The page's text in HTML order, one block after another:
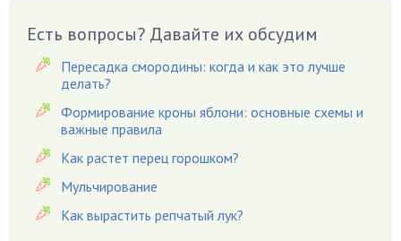
Вазоны
Вешенки
Виноград
Вишня
Вредители
Гардения
Гацания
Гвоздики
Есть вопросы? Давайте их обсудим
Пересадка смородины: когда и как это лучше
делать?
Формирование кроны яблони: основные схемы и
важные правила
Как растет перец горошком?
Мульчирование
Как вырастить репчатый лук?